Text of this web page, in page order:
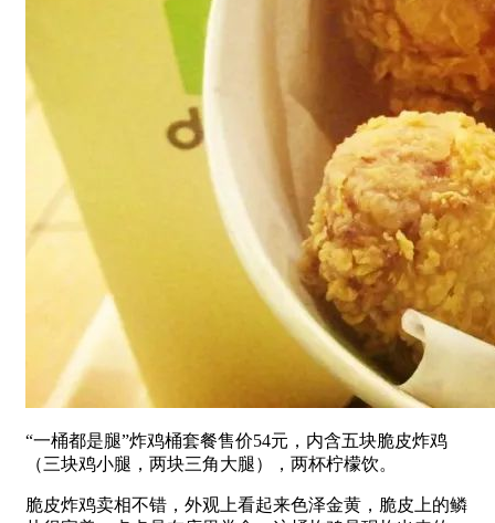
“一桶都是腿”炸鸡桶套餐售价54元，内含五块脆皮炸鸡
（三块鸡小腿，两块三角大腿），两杯柠檬饮。
脆皮炸鸡卖相不错，外观上看起来色泽金黄，脆皮上的鳞